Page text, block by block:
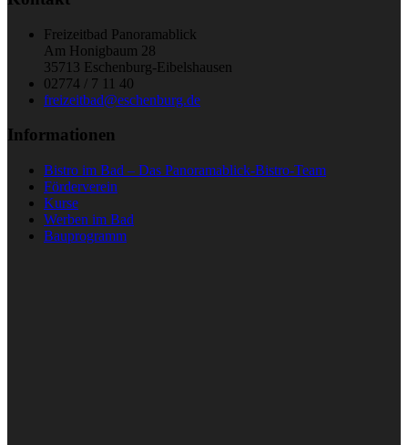
Freizeitbad Panoramablick
Am Honigbaum 28
35713 Eschenburg-Eibelshausen
02774 / 7 11 40
freizeitbad@eschenburg.de
Informationen
Bistro im Bad – Das Panoramablick-Bistro-Team
Förderverein
Kurse
Werben im Bad
Bauprogramm